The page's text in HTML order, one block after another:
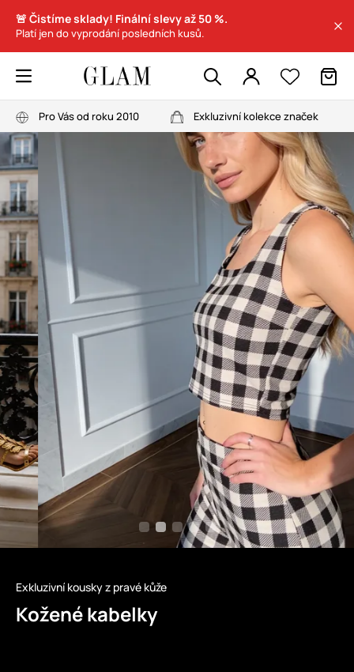
🚨 Čistíme sklady! Finální slevy až 50 %.
Platí jen do vyprodání posledních kusů.
Pro Vás od roku 2010 Exkluzivní kolekce značek
Exkluzivní kousky z pravé kůže
Kožené kabelky